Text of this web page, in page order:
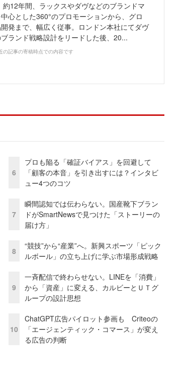
12年間、ラックスやダヴなどのブランドマ
心とした360°のプロモーションから、グロ
発まで、幅広く従事。ロンドン本社にてダヴ
ランド戦略設計をリードした後、20...
の記事の寄稿時点での内容です
6
プロも陥る「確証バイアス」を回避して
「顧客の本音」を引き出すには？インタビ
ュー4つのコツ
7
瞬間認知では伝わらない。国産靴下ブラン
ドがSmartNewsで見つけた「ストーリーの
届け方」
8
“競技”から“産業”へ。新興スポーツ「ピック
ルボール」の立ち上げに学ぶ市場形成戦略
9
一斉配信で終わらせない。LINEを「消費」
から「資産」に変える、カルビーとＵＴグ
ループの設計思想
10
ChatGPT広告パイロット参画も Criteoの
「エージェンティック・コマース」が変え
る広告の判断